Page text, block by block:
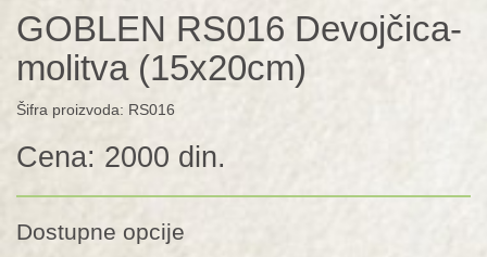
GOBLEN RS016 Devojčica-
molitva (15x20cm)
Šifra proizvoda: RS016
Cena: 2000 din.
Dostupne opcije